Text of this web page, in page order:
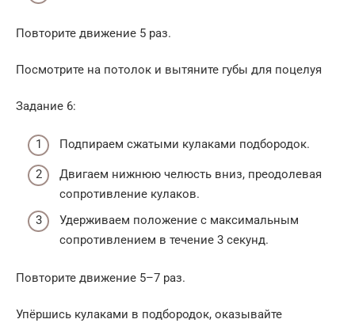
Повторите движение 5 раз.
Посмотрите на потолок и вытяните губы для поцелуя
Задание 6:
Подпираем сжатыми кулаками подбородок.
Двигаем нижнюю челюсть вниз, преодолевая
сопротивление кулаков.
Удерживаем положение с максимальным
сопротивлением в течение 3 секунд.
Повторите движение 5–7 раз.
Упёршись кулаками в подбородок, оказывайте